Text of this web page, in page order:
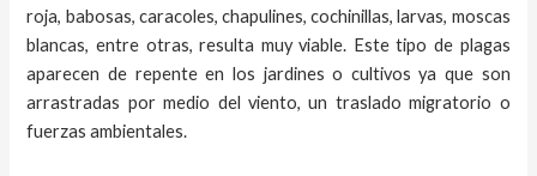
roja, babosas, caracoles, chapulines, cochinillas, larvas, moscas
blancas, entre otras, resulta muy viable. Este tipo de plagas
aparecen de repente en los jardines o cultivos ya que son
arrastradas por medio del viento, un traslado migratorio o
fuerzas ambientales.